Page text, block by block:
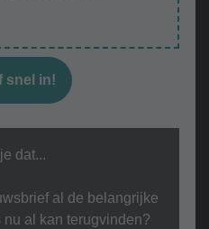
snel in!
dat...
al de belangrijke
al kan terugvinden?